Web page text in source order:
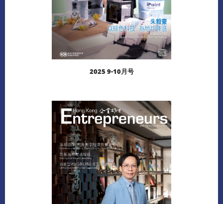
阅读更多
下载
2025 9-10月号